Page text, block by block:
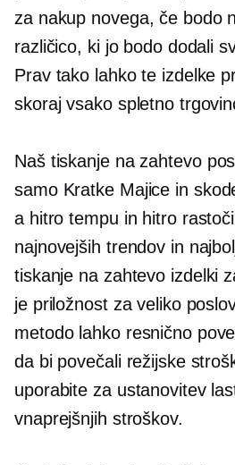
za nakup novega, če bodo
različico, ki jo bodo dodali
Prav tako lahko te izdelke
skoraj vsako spletno
Naš tiskanje na zahtevo
samo Kratke Majice in
a hitro tempu in hitro
najnovejših trendov in
tiskanje na zahtevo izdelki
je priložnost za veliko
metodo lahko resnično
da bi povečali režijske
uporabite za ustanovitev
vnaprejšnjih stroškov.